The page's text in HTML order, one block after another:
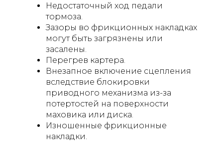
Недостаточный ход педали
тормоза.
Зазоры во фрикционных накладках
могут быть загрязнены или
засалены.
Перегрев картера.
Внезапное включение сцепления
вследствие блокировки
приводного механизма из-за
потертостей на поверхности
маховика или диска.
Изношенные фрикционные
накладки.